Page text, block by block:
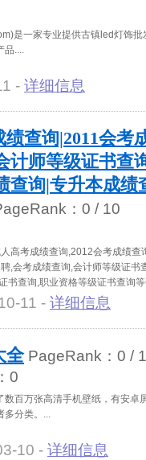
是一家专业提供古镇led灯饰
品.
- 详细信息
绩查询|2011会考
计师等级证书查
查询|专升本成绩
： 0 / 10
高考成绩查询,2012会考成绩查
,会考成绩查询,会计师等级证书
书查询,职业资格等级证书查询
11 - 详细信息
全PageRank： 0 /
0
数百万张高清手机壁纸，有安卓
分类。
10 - 详细信息